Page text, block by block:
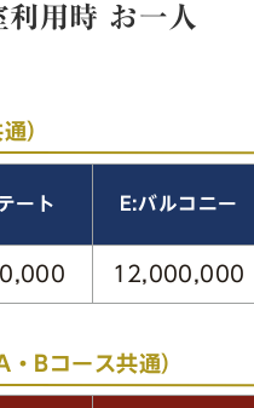
利用時 お一人
）
ート E:バルコニー
12,000,000
Bコース共通）